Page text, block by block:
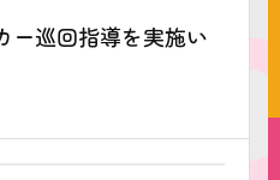
ー巡回指導を実施い